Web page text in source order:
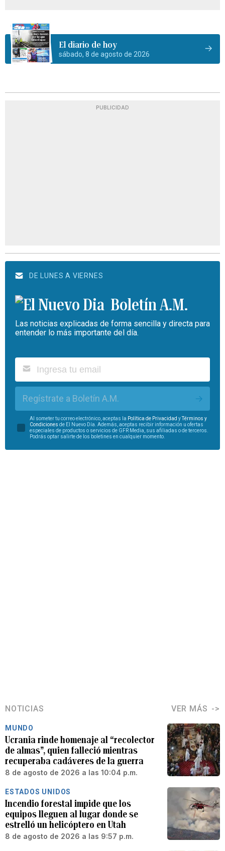
El diario de hoy
sábado, 8 de agosto de 2026
PUBLICIDAD
DE LUNES A VIERNES
Boletín A.M.
Las noticias explicadas de forma sencilla y directa para
entender lo más importante del día.
Regístrate a Boletín A.M.
Al someter tu correo electrónico, aceptas la Política de Privacidad y
Términos y
Condiciones de El Nuevo Día. Además, aceptas recibir información u ofertas
especiales de productos o servicios de GFR Media, sus afiliadas o de terceros.
Podrás optar salirte de los boletines en cualquier momento.
NOTICIAS VER MÁS
MUNDO
Ucrania rinde homenaje al “recolector
de almas”, quien falleció mientras
recuperaba cadáveres de la guerra
8 de agosto de 2026 a las 10:04 p.m.
ESTADOS UNIDOS
Incendio forestal impide que los
equipos lleguen al lugar donde se
estrelló un helicóptero en Utah
8 de agosto de 2026 a las 9:57 p.m.